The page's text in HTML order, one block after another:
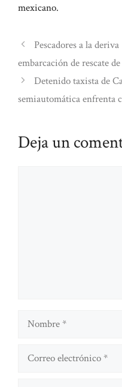
mexicano.
Pescadores a la
embarcación de rescate
Detenido taxista de
semiautomática enfrenta
Deja un
Nombre
electrónico